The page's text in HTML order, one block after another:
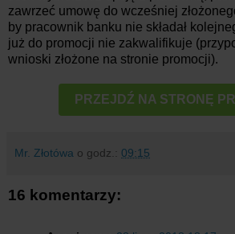
zawrzeć umowę do wcześniej
by pracownik banku nie składał
już do promocji nie zakwalifikuje
wnioski złożone na stronie promocji).
PRZEJDŹ NA STRONĘ
Mr. Złotówa o godz.: 09:15
16 komentarzy: